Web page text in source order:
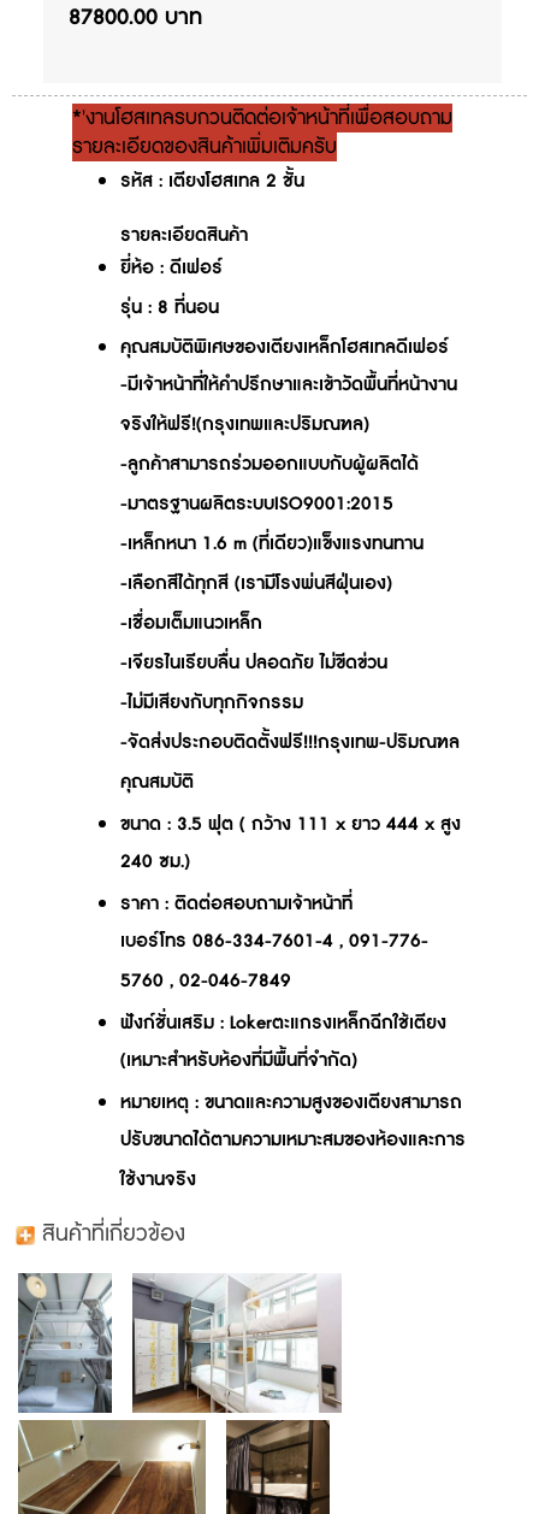
87800.00 บาท
*'งานโฮสเทลรบกวนติดต่อเจ้าหน้าที่เพื่อสอบถาม
รายละเอียดของสินค้าเพิ่มเติมครับ
รหัส : เตียงโฮสเทล 2 ชั้น
รายละเอียดสินค้า
ยี่ห้อ : ดีเฟอร์
รุ่น : 8 ที่นอน
คุณสมบัติพิเศษของเตียงเหล็กโฮสเทลดีเฟอร์
-มีเจ้าหน้าที่ให้คำปรึกษาและเข้าวัดพื้นที่หน้างาน
จริงให้ฟรี!(กรุงเทพและปริมณฑล)
-ลูกค้าสามารถร่วมออกแบบกับผู้ผลิตได้
-มาตรฐานผลิตระบบISO9001:2015
-เหล็กหนา 1.6 m (ที่เดียว)แข็งแรงทนทาน
-เลือกสีได้ทุกสี (เรามีโรงพ่นสีฝุ่นเอง)
-เชื่อมเต็มแนวเหล็ก
-เจียรไนเรียบลื่น ปลอดภัย ไม่ขีดข่วน
-ไม่มีเสียงกับทุกกิจกรรม
-จัดส่งประกอบติดตั้งฟรี!!!กรุงเทพ-ปริมณฑล
คุณสมบัติ
ขนาด : 3.5 ฟุต ( กว้าง 111 x ยาว 444 x สูง
240 ซม.)
ราคา : ติดต่อสอบถามเจ้าหน้าที่
เบอร์โทร 086-334-7601-4 , 091-776-
5760 , 02-046-7849
ฟังก์ชั่นเสริม : Lokerตะแกรงเหล็กฉีกใช้เตียง
(เหมาะสำหรับห้องที่มีพื้นที่จำกัด)
หมายเหตุ : ขนาดและความสูงของเตียงสามารถ
ปรับขนาดได้ตามความเหมาะสมของห้องและการ
ใช้งานจริง
สินค้าที่เกี่ยวข้อง